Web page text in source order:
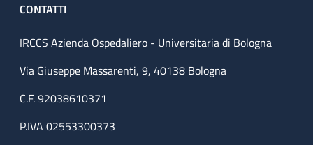
CONTATTI
IRCCS Azienda Ospedaliero - Universitaria di Bologna
Via Giuseppe Massarenti, 9, 40138 Bologna
C.F. 92038610371
P.IVA 02553300373